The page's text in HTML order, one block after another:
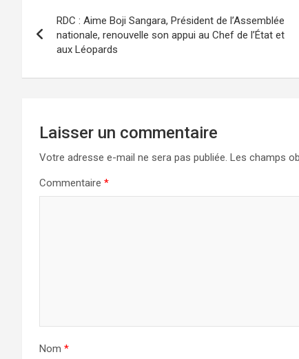
de
l’article
RDC : Aime Boji Sangara, Président de l’Assemblée
nationale, renouvelle son appui au Chef de l’État et
aux Léopards
Laisser un commentaire
Votre adresse e-mail ne sera pas publiée. Les champs
Commentaire *
Nom *